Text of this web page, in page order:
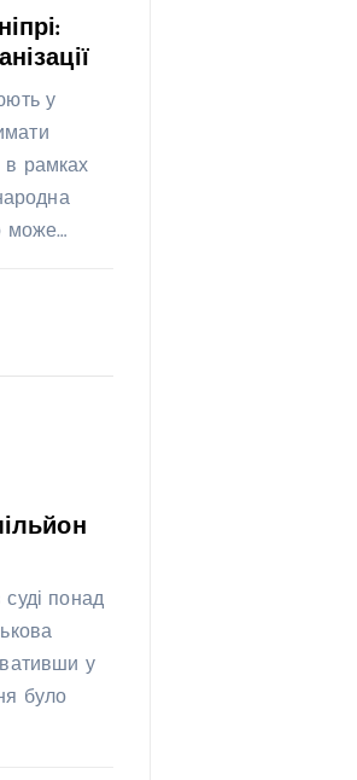
у
в рамках
може…
понад
у
було